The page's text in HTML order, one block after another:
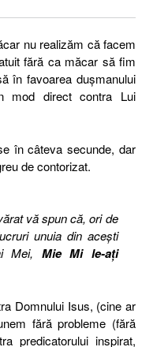
nu realizăm că facem
fără ca măcar să fim
în favoarea duşmanului
mod direct contra Lui
în câteva secunde, dar
de contorizat.
vă spun că, ori de
unuia din aceşti
Mei, Mie Mi le-aţi
Domnului Isus, (cine ar
fără probleme (fără
predicatorului inspirat,